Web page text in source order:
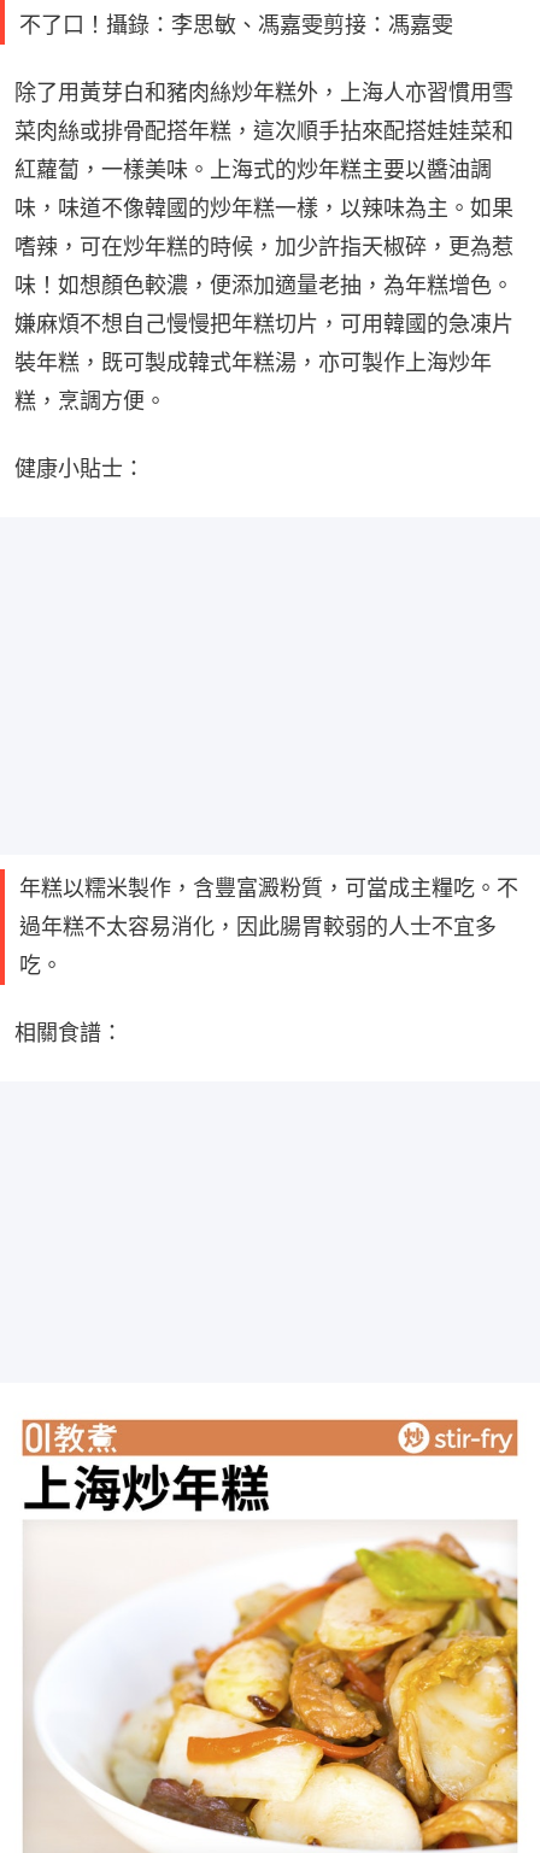
不了口！攝錄：李思敏、馮嘉雯剪接：馮嘉雯
除了用黃芽白和豬肉絲炒年糕外，上海人亦習慣用雪
菜肉絲或排骨配搭年糕，這次順手拈來配搭娃娃菜和
紅蘿蔔，一樣美味。上海式的炒年糕主要以醬油調
味，味道不像韓國的炒年糕一樣，以辣味為主。如果
嗜辣，可在炒年糕的時候，加少許指天椒碎，更為惹
味！如想顏色較濃，便添加適量老抽，為年糕增色。
嫌麻煩不想自己慢慢把年糕切片，可用韓國的急凍片
裝年糕，既可製成韓式年糕湯，亦可製作上海炒年
糕，烹調方便。
健康小貼士：
年糕以糯米製作，含豐富澱粉質，可當成主糧吃。不
過年糕不太容易消化，因此腸胃較弱的人士不宜多
吃。
相關食譜：